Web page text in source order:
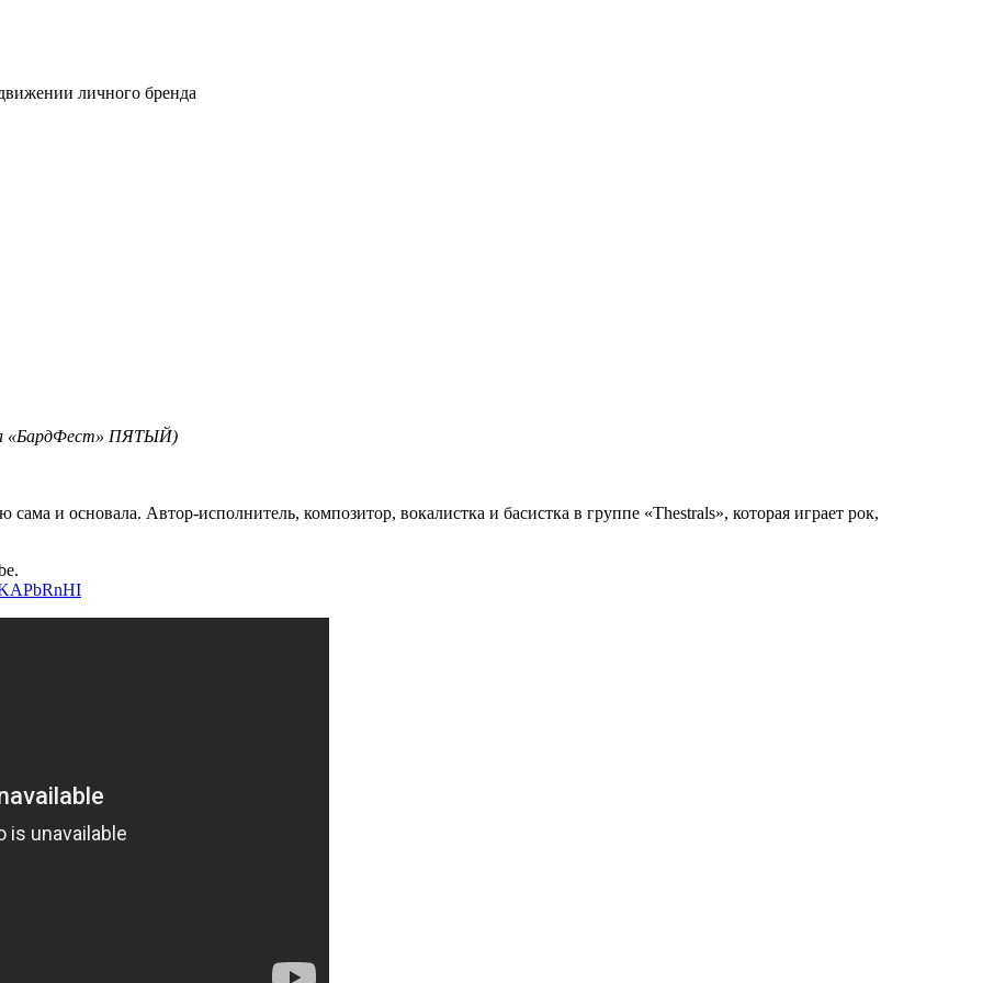
личного бренда
«БардФест» ПЯТЫЙ)
и основала. Автор-исполнитель, композитор, вокалистка и басистка в группе «Thestrals», которая играет рок,